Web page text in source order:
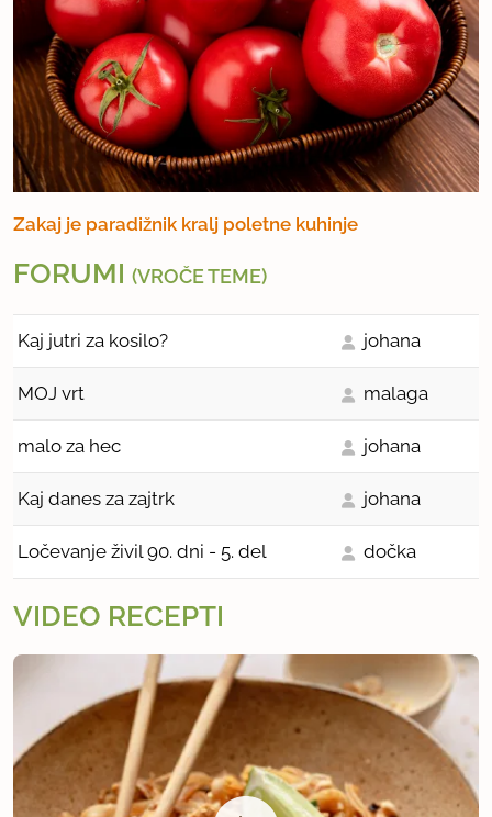
Zakaj je paradižnik kralj poletne kuhinje
FORUMI (VROČE TEME)
Kaj jutri za kosilo? johana
MOJ vrt malaga
malo za hec johana
Kaj danes za zajtrk johana
Ločevanje živil 90. dni - 5. del dočka
VIDEO RECEPTI